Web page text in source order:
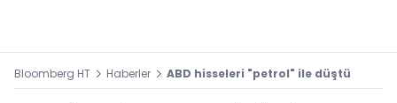
Bloomberg HT Haberler ABD hisseleri "petrol" ile düştü